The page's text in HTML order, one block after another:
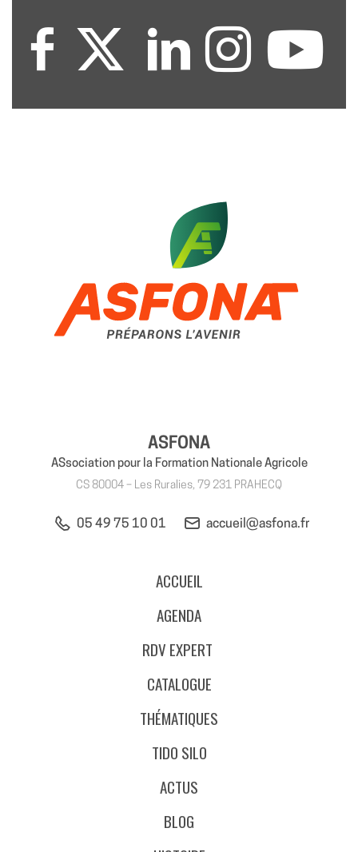
ASFONA
ASsociation pour la Formation Nationale Agricole
CS 80004 – Les Ruralies, 79 231 PRAHECQ
05 49 75 10 01 accueil@asfona.fr
ACCUEIL
AGENDA
RDV EXPERT
CATALOGUE
THÉMATIQUES
TIDO SILO
ACTUS
BLOG